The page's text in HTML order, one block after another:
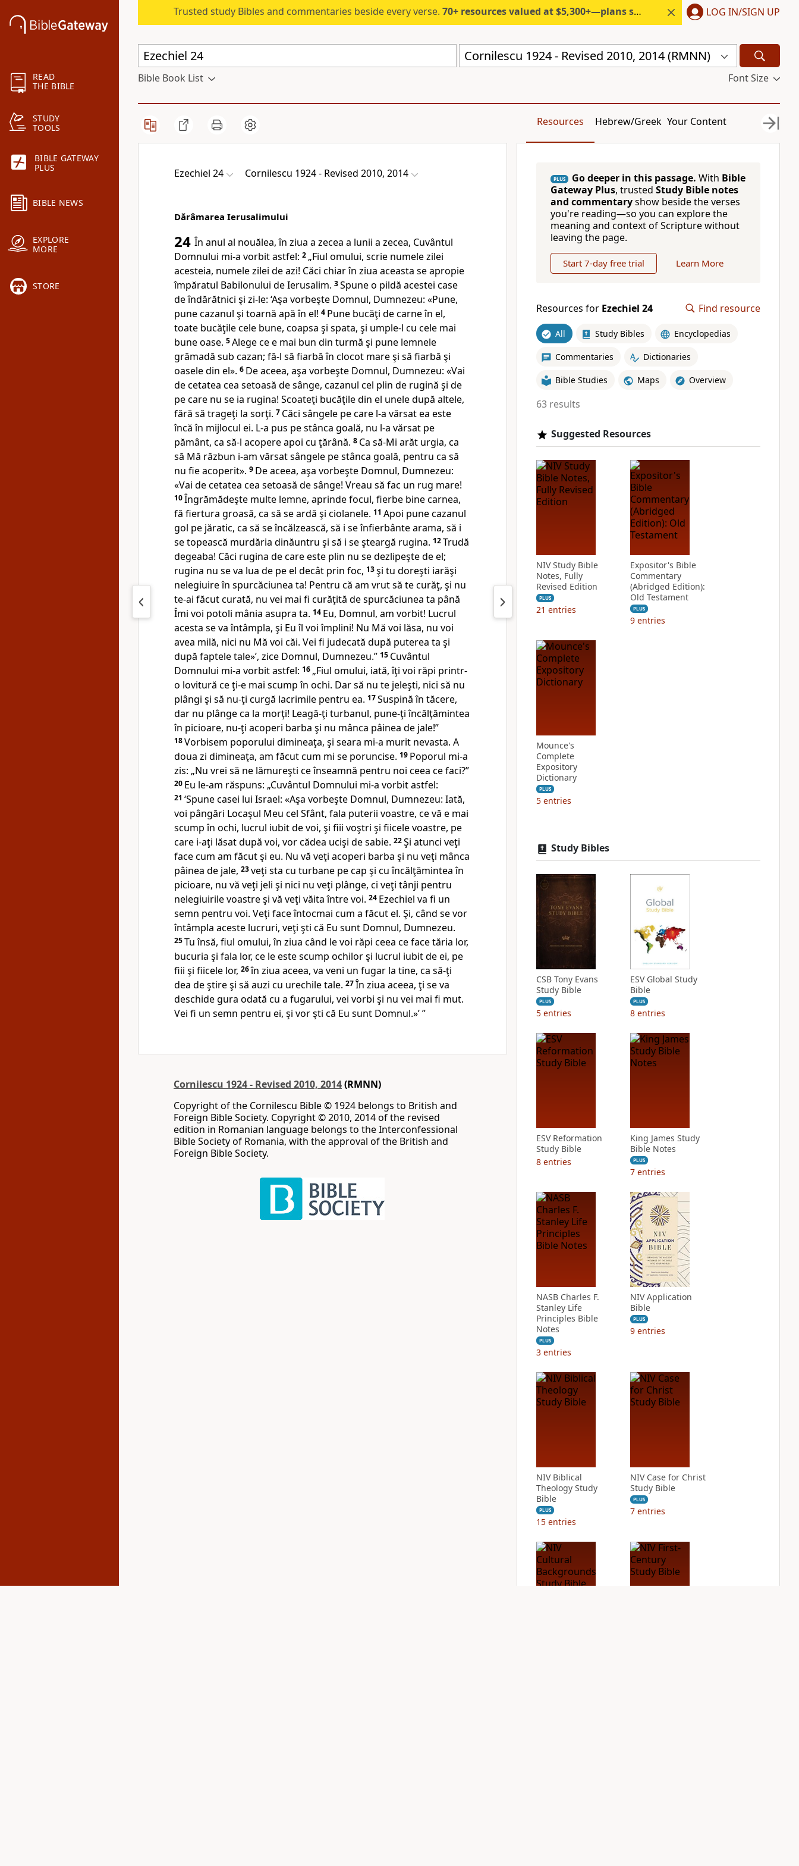
READ
THE BIBLE
STUDY
TOOLS
BIBLE GATEWAY
PLUS
BIBLE NEWS
EXPLORE
MORE
STORE
Trusted study Bibles and commentaries beside every verse. 70+ resources valued at $5,300+—plans start under $6/month. LOG IN/SIGN UP
Cornilescu 1924 - Revised 2010, 2014 (RMNN)
Bible Book List Font Size
Resources Hebrew/Greek Your Content
Ezechiel 24 Cornilescu 1924 - Revised 2010, 2014
Dărâmarea Ierusalimului
24 În anul al nouălea, în ziua a zecea a lunii a zecea, Cuvântul
Domnului mi-a vorbit astfel: 2 „Fiul omului, scrie numele zilei
acesteia, numele zilei de azi! Căci chiar în ziua aceasta se apropie
împăratul Babilonului de Ierusalim. 3Spune o pildă acestei case
de îndărătnici şi zi-le: ‘Aşa vorbeşte Domnul, Dumnezeu: «Pune,
pune cazanul şi toarnă apă în el! 4 Pune bucăţi de carne în el,
toate bucăţile cele bune, coapsa şi spata, şi umple-l cu cele mai
bune oase. 5Alege ce e mai bun din turmă şi pune lemnele
grămadă sub cazan; fă-l să fiarbă în clocot mare şi să fiarbă şi
oasele din el». 6 De aceea, aşa vorbeşte Domnul, Dumnezeu: «Vai
de cetatea cea setoasă de sânge, cazanul cel plin de rugină şi de
pe care nu se ia rugina! Scoateţi bucăţile din el unele după altele,
fără să trageţi la sorţi. 7 Căci sângele pe care l-a vărsat ea este
încă în mijlocul ei. L-a pus pe stânca goală, nu l-a vărsat pe
pământ, ca să-l acopere apoi cu ţărână. 8 Ca să-Mi arăt urgia, ca
să Mă răzbun i-am vărsatsângele pe stânca goală, pentru ca să
nu fie acoperit». 9 De aceea, aşa vorbeşte Domnul, Dumnezeu:
«Vai de cetatea cea setoasă de sânge! Vreau să fac un rug mare!
10Îngrămădeşte multe lemne, aprinde focul, fierbe bine carnea,
fă fiertura groasă, ca să se ardă şi ciolanele. 11 Apoi pune cazanul
gol pe jăratic, ca să se încălzească, să i se înfierbânte arama, să i
se topească murdăria dinăuntru şi să i se şteargă rugina. 12Trudă
degeaba! Căci rugina de care este plin nu se dezlipeşte de el;
rugina nu se va lua de pe el decât prin foc, 13şi tu doreşti iarăşi
nelegiuire în spurcăciunea ta! Pentru că am vrut să te curăţ, şi nu
te-ai făcut curată, nu vei mai fi curăţită de spurcăciunea ta până
Îmi voi potoli mânia asupra ta. 14 Eu, Domnul, am vorbit! Lucrul
acesta se va întâmpla, şi Eu îl voi împlini! Nu Mă voi lăsa, nu voi
avea milă, nici nu Mă voi căi. Vei fi judecată după puterea ta şi
după faptele tale»’, zice Domnul, Dumnezeu.” 15 Cuvântul
Domnului mi-a vorbit astfel: 16 „Fiul omului, iată, îţi voi răpi printr-
o lovitură ce ţi-e mai scump în ochi. Dar să nu te jeleşti, nici să nu
plângi şi să nu-ţi curgă lacrimile pentru ea. 17Suspină în tăcere,
dar nu plângeca la morţi! Leagă-ţi turbanul, pune-ţi încălţămintea
în picioare, nu-ţi acoperi barba şi nu mânca pâinea de jale!”
18Vorbisem poporului dimineaţa, şi seara mi-a murit nevasta. A
doua zi dimineaţa, am făcut cum mi se poruncise. 19 Poporul mi-a
zis: „Nu vrei să ne lămureşti ce înseamnă pentru noi ceea ce faci?”
20 Eu le-am răspuns: „Cuvântul Domnului mi-a vorbit astfel:
21 ‘Spune casei lui Israel: «Aşa vorbeşte Domnul, Dumnezeu: Iată,
voi pângări Locaşul Meu cel Sfânt, fala puterii voastre, ce vă e mai
scumpîn ochi, lucrul iubit de voi, şi fiii voştri şi fiicele voastre, pe
care i-aţi lăsat după voi, vor cădea ucişi de sabie. 22Şi atunci veţi
face cum am făcut şi eu. Nu vă veţi acoperi barba şi nu veţi mânca
pâinea de jale, 23veţi sta cu turbane pe cap şi cu încălţămintea în
picioare, nu vă veţi jeli şi nici nu veţi plânge, ci veţi tânji pentru
nelegiuirile voastre şi vă veţi văita între voi. 24 Ezechiel va fi un
semn pentru voi. Veţi face întocmai cum a făcut el. Şi, când se vor
întâmpla aceste lucruri, veţi şti că Eu sunt Domnul, Dumnezeu.
25Tu însă, fiul omului, în ziua când le voi răpi ceea ce face tăria lor,
bucuria şi fala lor, ce le este scump ochilor şi lucrul iubit de ei, pe
fiii şi fiicele lor, 26în ziua aceea, va veni un fugar la tine, ca să-ţi
dea de ştire şi să auzi cu urechile tale. 27În ziua aceea, ţi se va
deschide gura odată cu a fugarului, vei vorbi şi nu vei mai fi mut.
Vei fi un semn pentru ei, şi vor şti că Eu sunt Domnul.»’ ”
Cornilescu 1924 - Revised 2010, 2014(RMNN)
Copyright of the Cornilescu Bible © 1924 belongs to British and
Foreign Bible Society. Copyright © 2010, 2014 of the revised
edition in Romanian language belongs to the Interconfessional
Bible Society of Romania, with the approval of the British and
Foreign Bible Society.
PLUS Go deeper in this passage. With Bible
Gateway Plus, trusted Study Bible notes
and commentaryshow beside the verses
you're reading—so you can explore the
meaning and context of Scripture without
leaving the page.
Start 7-day free trial Learn More
Resources for Ezechiel 24 Find resource
All Study Bibles Encyclopedias
Commentaries Dictionaries
Bible Studies Maps Overview
63 results
Suggested Resources
NIV Study Bible
Notes, Fully
Revised Edition
PLUS
21 entries
Expositor's Bible
Commentary
(Abridged Edition):
Old Testament
PLUS
9 entries
Mounce's
Complete
Expository
Dictionary
PLUS
5 entries
Study Bibles
CSB Tony Evans
Study Bible
PLUS
5 entries
ESV Global Study
Bible
PLUS
8 entries
ESV Reformation
Study Bible
8 entries
King James Study
Bible Notes
PLUS
7 entries
NASB Charles F.
Stanley Life
Principles Bible
Notes
PLUS
3 entries
NIV Application
Bible
PLUS
9 entries
NIV Biblical
Theology Study
Bible
PLUS
15 entries
NIV Case for Christ
Study Bible
PLUS
7 entries